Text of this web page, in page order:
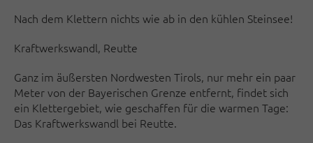
Nach dem Klettern nichts wie ab in den kühlen Steinsee!
Kraftwerkswandl, Reutte
Ganz im äußersten Nordwesten Tirols, nur mehr ein paar
Meter von der Bayerischen Grenze entfernt, findet sich
ein Klettergebiet, wie geschaffen für die warmen Tage:
Das Kraftwerkswandl bei Reutte.